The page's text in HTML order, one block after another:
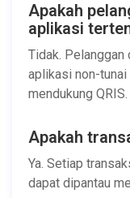
Apakah
aplikasi
Tidak. Pelanggan
aplikasi non-
mendukung QRIS.
Apakah
Ya. Setiap
dapat dipantau